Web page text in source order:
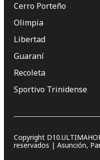
Cerro Porteño
Olimpia
Libertad
Guaraní
Recoleta
Sportivo Trinidense
Copyright
reservados | Asunción,